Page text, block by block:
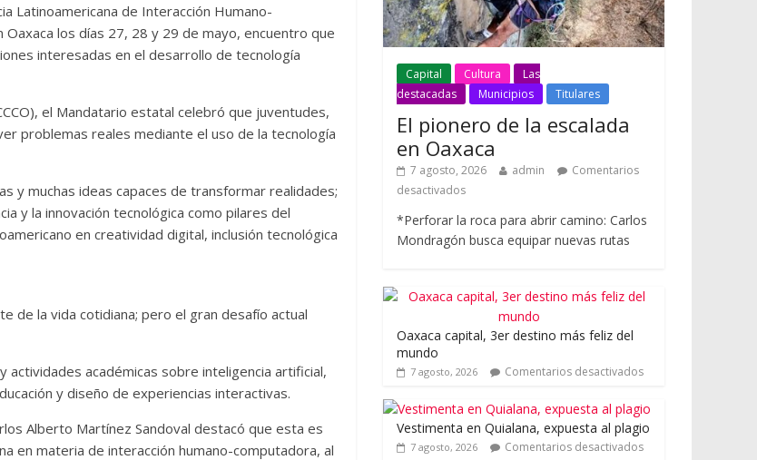
Latinoamericana de Interacción Humano-
los días 27, 28 y 29 de mayo, encuentro que
interesadas en el desarrollo de tecnología
el Mandatario estatal celebró que juventudes,
problemas reales mediante el uso de la tecnología
y muchas ideas capaces de transformar realidades;
y la innovación tecnológica como pilares del
en creatividad digital, inclusión tecnológica
de la vida cotidiana; pero el gran desafío actual
académicas sobre inteligencia artificial,
y diseño de experiencias interactivas.
Alberto Martínez Sandoval destacó que esta es
en materia de interacción humano-computadora, al
Capital Cultura
Las
destacadas
Municipios Titulares
El pionero de la escalada
en Oaxaca
7 agosto, 2026 admin
Comentarios
desactivados
*Perforar la roca para abrir camino: Carlos
Mondragón busca equipar nuevas rutas
Oaxaca capital, 3er destino más feliz del
mundo
7 agosto, 2026 Comentarios desactivados
Vestimenta en Quialana, expuesta al plagio
7 agosto, 2026 Comentarios desactivados